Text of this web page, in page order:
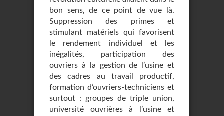
bon sens, de ce point de vue là.
Suppression des primes et
stimulant matériels qui favorisent
le rendement individuel et les
inégalités, participation des
ouvriers à la gestion de l’usine et
des cadres au travail productif,
formation d’ouvriers-techniciens et
surtout : groupes de triple union,
université ouvrières à l’usine et